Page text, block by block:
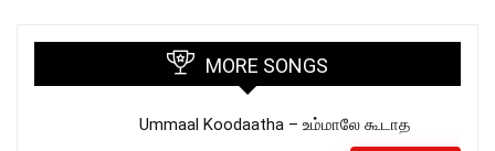
MORE SONGS
Ummaal Koodaatha – உம்மாலே கூடாத